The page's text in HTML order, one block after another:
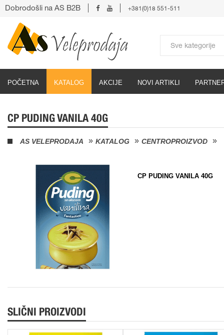
POČETNA KATALOG AKCIJE NOVI ARTIKLI
Dobrodošli na AS B2B +381(0)18 551-511
CP PUDING VANILA 40G
AS VELEPRODAJA KATALOG CENTROPROIZVOD
CP PUDING VANILA 40G
SLIČNI PROIZVODI